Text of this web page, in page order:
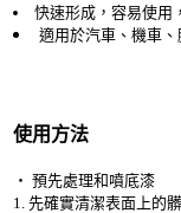
快速形成，容易使用
適用於汽車、機車
使用方法
‧ 預先處理和噴底漆
1. 先確實清潔表面上的